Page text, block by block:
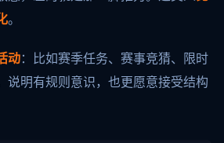
。
动：比如赛季任务、赛事竞猜、限时
说明有规则意识，也更愿意接受结构